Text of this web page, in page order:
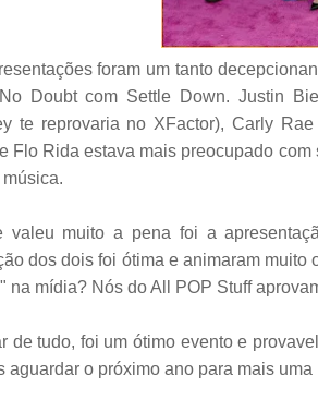
foram um tanto
Doubt com Settle Down. Justin
te reprovaria no XFactor), Carly
Flo Rida estava mais preocupado
valeu muito a pena foi a
dos dois foi ótima e animaram
na mídia? Nós do All POP Stuff
de tudo, foi um ótimo evento e
aguardar o próximo ano para mais uma